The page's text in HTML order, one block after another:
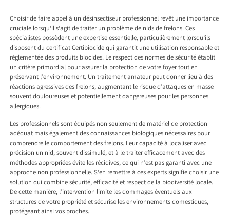
Choisir de faire appel à un désinsectiseur professionnel revêt une importance
cruciale lorsqu’il s’agit de traiter un problème de nids de frelons. Ces
spécialistes possèdent une expertise essentielle, particulièrement lorsqu’ils
disposent du certificat Certibiocide qui garantit une utilisation responsable et
réglementée des produits biocides. Le respect des normes de sécurité établit
un critère primordial pour assurer la protection de votre foyer tout en
préservant l’environnement. Un traitement amateur peut donner lieu à des
réactions agressives des frelons, augmentant le risque d’attaques en masse
souvent douloureuses et potentiellement dangereuses pour les personnes
allergiques.
Les professionnels sont équipés non seulement de matériel de protection
adéquat mais également des connaissances biologiques nécessaires pour
comprendre le comportement des frelons. Leur capacité à localiser avec
précision un nid, souvent dissimulé, et à le traiter efficacement avec des
méthodes appropriées évite les récidives, ce qui n’est pas garanti avec une
approche non professionnelle. S’en remettre à ces experts signifie choisir une
solution qui combine sécurité, efficacité et respect de la biodiversité locale.
De cette manière, l’intervention limite les dommages éventuels aux
structures de votre propriété et sécurise les environnements domestiques,
protégeant ainsi vos proches.